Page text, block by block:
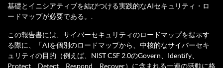
基礎とイニシアティブを結びつける実践的なAIセキュリティ・ロ
ードマップが必要である。.
この報告書には、サイバーセキュリティのロードマップを提示す
る際に、「AIを個別のロードマップから、中核的なサイバーセキ
ュリティの目的（例えば、NIST CSF 2.0のGovern、Identify、
Protect、Detect、Respond、Recover）に含まれる一連の活動に格